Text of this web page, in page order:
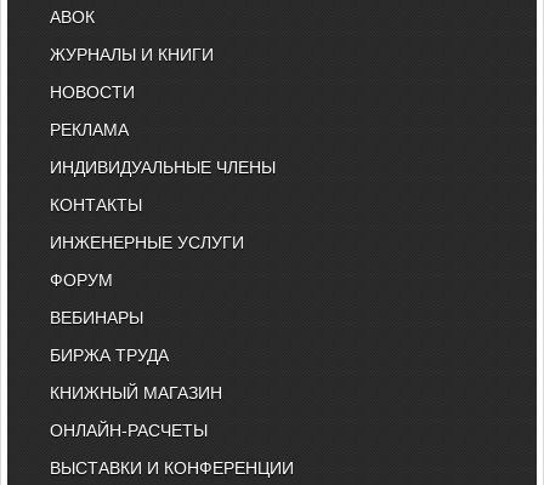
АВОК
ЖУРНАЛЫ И КНИГИ
НОВОСТИ
РЕКЛАМА
ИНДИВИДУАЛЬНЫЕ ЧЛЕНЫ
КОНТАКТЫ
ИНЖЕНЕРНЫЕ УСЛУГИ
ФОРУМ
ВЕБИНАРЫ
БИРЖА ТРУДА
КНИЖНЫЙ МАГАЗИН
ОНЛАЙН-РАСЧЕТЫ
ВЫСТАВКИ И КОНФЕРЕНЦИИ